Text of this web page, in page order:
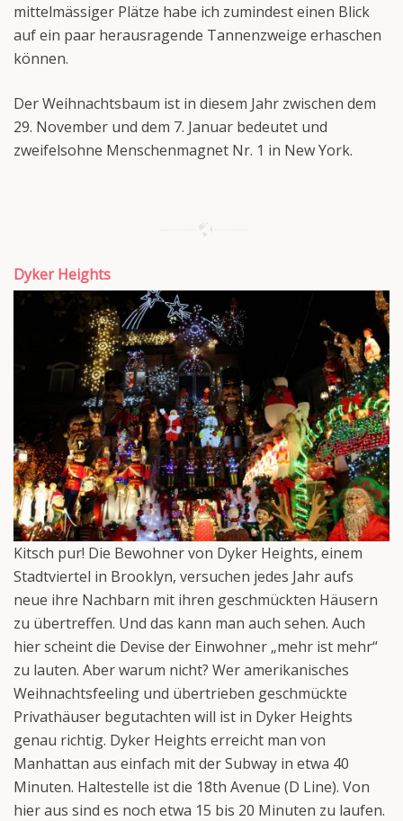
mittelmässiger Plätze habe ich zumindest einen Blick
auf ein paar herausragende Tannenzweige erhaschen
können.
Der Weihnachtsbaum ist in diesem Jahr zwischen dem
29. November und dem 7. Januar bedeutet und
zweifelsohne Menschenmagnet Nr. 1 in New York.
Dyker Heights
Kitsch pur! Die Bewohner von Dyker Heights, einem
Stadtviertel in Brooklyn, versuchen jedes Jahr aufs
neue ihre Nachbarn mit ihren geschmückten Häusern
zu übertreffen. Und das kann man auch sehen. Auch
hier scheint die Devise der Einwohner „mehr ist mehr“
zu lauten. Aber warum nicht? Wer amerikanisches
Weihnachtsfeeling und übertrieben geschmückte
Privathäuser begutachten will ist in Dyker Heights
genau richtig. Dyker Heights erreicht man von
Manhattan aus einfach mit der Subway in etwa 40
Minuten. Haltestelle ist die 18th Avenue (D Line). Von
hier aus sind es noch etwa 15 bis 20 Minuten zu laufen.